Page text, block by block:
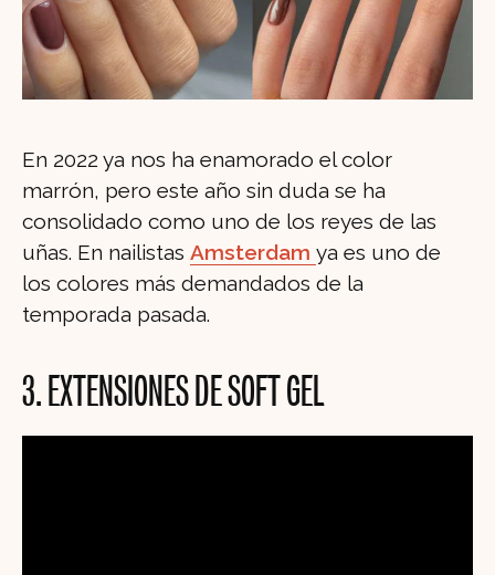
En 2022 ya nos ha enamorado el color
marrón, pero este año sin duda se ha
consolidado como uno de los reyes de las
uñas. En nailistas Amsterdam ya es uno de
los colores más demandados de la
temporada pasada.
3. EXTENSIONES DE SOFT GEL